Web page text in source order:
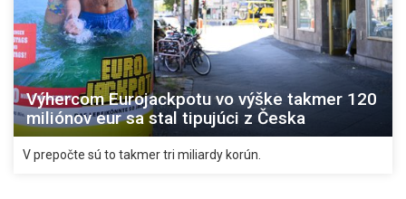
Výhercom Eurojackpotu vo výške takmer 120
miliónov eur sa stal tipujúci z Česka
V prepočte sú to takmer tri miliardy korún.